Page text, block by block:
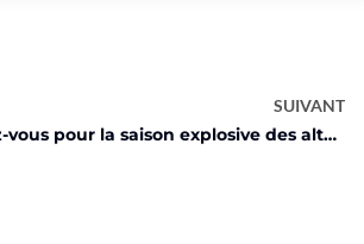
SUIVANT
Préparez-vous pour la saison explosive des altcoins !